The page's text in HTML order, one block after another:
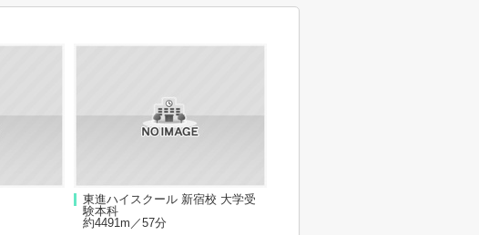
東進ハイスクール 新宿校 大学受
験本科
約4491m／57分